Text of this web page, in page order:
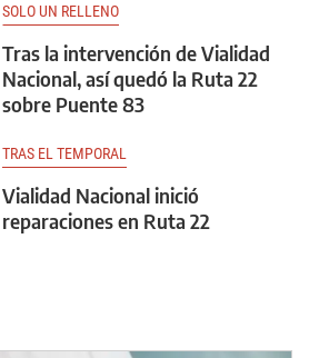
SOLO UN RELLENO
Tras la intervención de Vialidad
Nacional, así quedó la Ruta 22
sobre Puente 83
TRAS EL TEMPORAL
Vialidad Nacional inició
reparaciones en Ruta 22